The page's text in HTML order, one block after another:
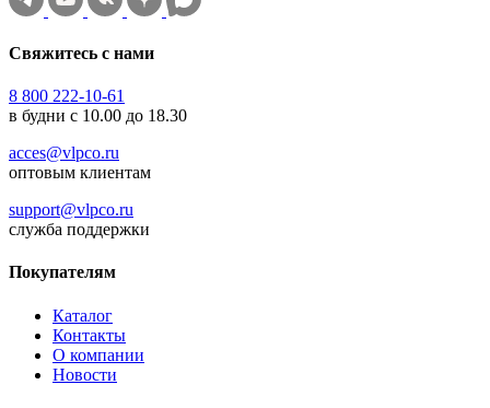
Свяжитесь с нами
8 800 222-10-61
в будни с 10.00 до 18.30
acces@vlpco.ru
оптовым клиентам
support@vlpco.ru
служба поддержки
Покупателям
Каталог
Контакты
О компании
Новости